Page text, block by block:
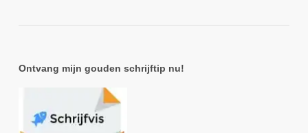
Ontvang mijn gouden schrijftip nu!